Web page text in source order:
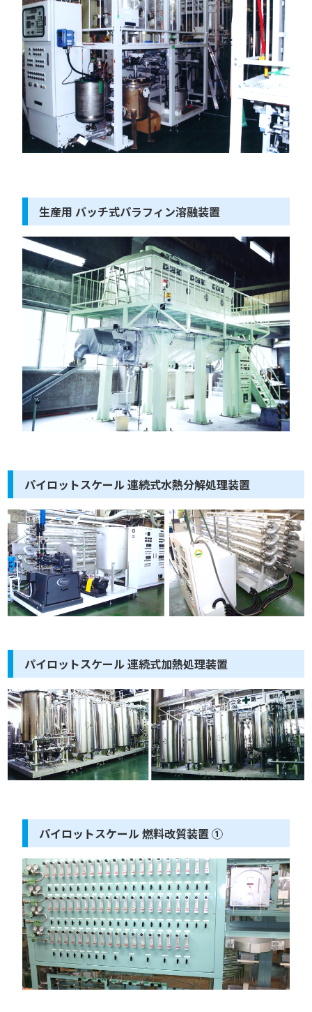
生産用 バッチ式パラフィン溶融装置
パイロットスケール 連続式水熱分解処理装置
パイロットスケール 連続式加熱処理装置
パイロットスケール 燃料改質装置 ①